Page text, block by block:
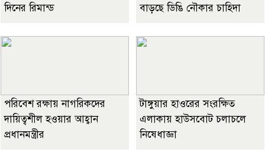
দিনের রিমান্ড
বাড়ছে ডিঙি নৌকার চাহিদা
পরিবেশ রক্ষায় নাগরিকদের
দায়িত্বশীল হওয়ার আহ্বান
প্রধানমন্ত্রীর
টাঙ্গুয়ার হাওরের সংরক্ষিত
এলাকায় হাউসবোট চলাচলে
নিষেধাজ্ঞা